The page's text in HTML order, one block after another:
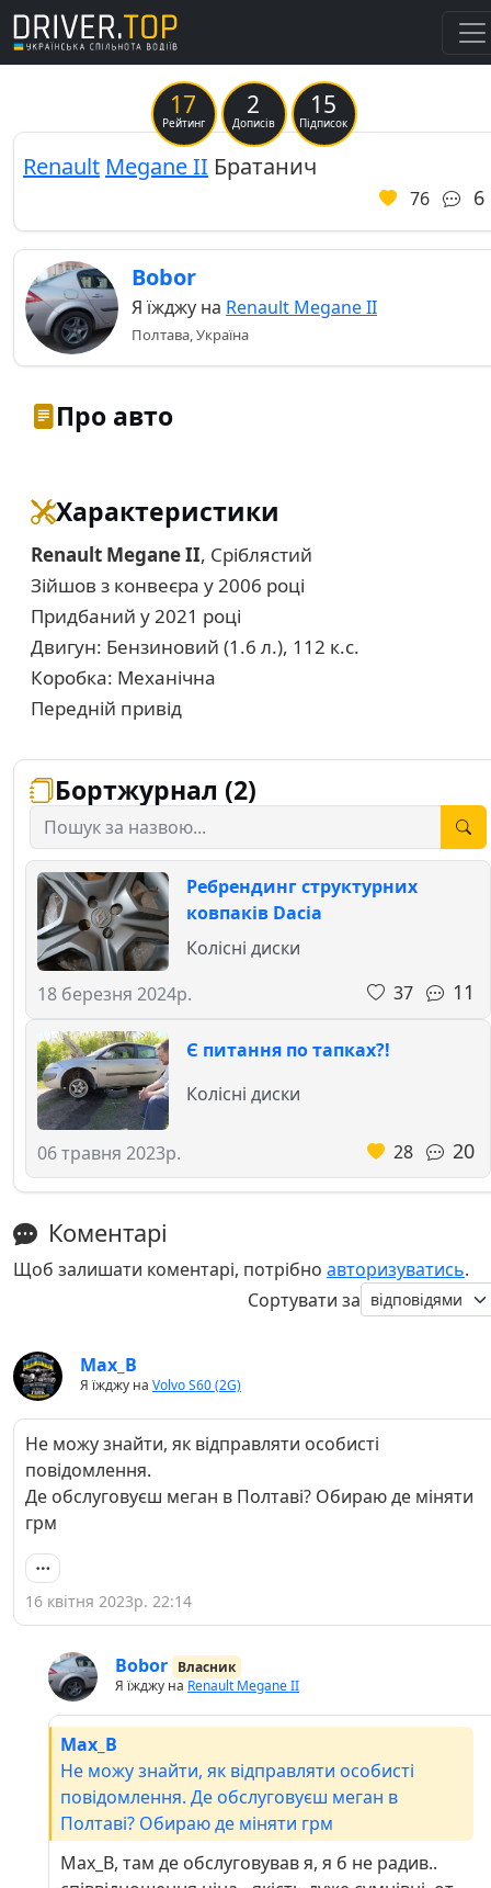
17
Рейтинг
2
Дописів
15
Підписок
Renault Megane II Братанич
76 6
Bobor
Я їжджу на Renault Megane II
Полтава, Україна
Про авто
Характеристики
Renault Megane II, Сріблястий
Зійшов з конвеєра у 2006 році
Придбаний у 2021 році
Двигун: Бензиновий (1.6 л.), 112 к.с.
Коробка: Механічна
Передній привід
Бортжурнал (2)
Ребрендинг структурних
ковпаків Dacia
18 березня 2024р.
Колісні диски
37
11
Є питання по тапках?!
06 травня 2023р.
Колісні диски
28 20
Коментарі
Щоб залишати коментарі, потрібно авторизуватись.
Сортувати за
Max_B
Я їжджу на Volvo S60 (2G)
Не можу знайти, як відправляти особисті
повідомлення.
Де обслуговуєш меган в Полтаві? Обираю де міняти
грм
16 квітня 2023р. 22:14
Bobor Власник
Я їжджу на Renault Megane II
Max_B
Не можу знайти, як відправляти особисті
повідомлення. Де обслуговуєш меган в
Полтаві? Обираю де міняти грм
Max_B, там де обслуговував я, я б не радив..